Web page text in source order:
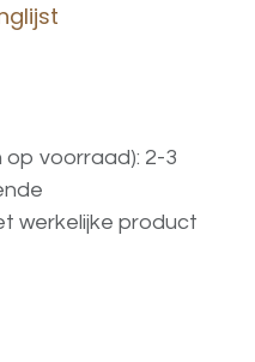
op voorraad): 2-3
werkelijke product